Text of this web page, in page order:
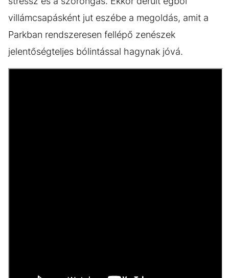
villámcsapásként jut eszébe a megoldás, amit a
Parkban rendszeresen fellépő zenészek
jelentőségteljes bólintással hagynak jóvá.